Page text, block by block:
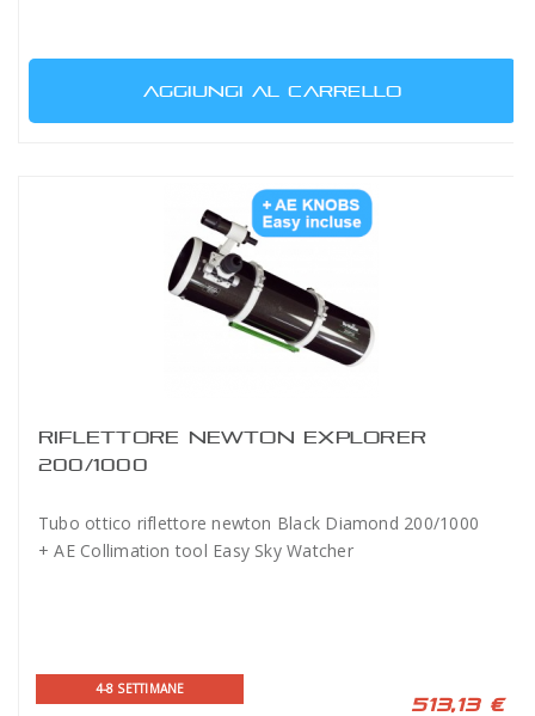
AGGIUNGI AL CARRELLO
RIFLETTORE NEWTON EXPLORER
200/1000
Tubo ottico riflettore newton Black Diamond 200/1000
+ AE Collimation tool Easy Sky Watcher
4-8 SETTIMANE
513,13 €